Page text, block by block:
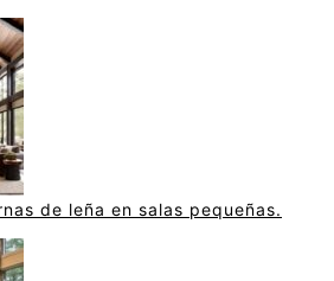
de leña en salas pequeñas.